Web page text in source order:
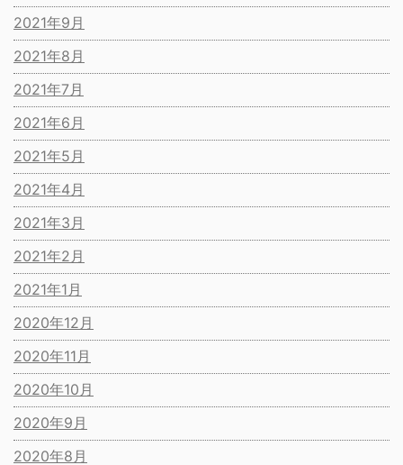
2021年9月
2021年8月
2021年7月
2021年6月
2021年5月
2021年4月
2021年3月
2021年2月
2021年1月
2020年12月
2020年11月
2020年10月
2020年9月
2020年8月